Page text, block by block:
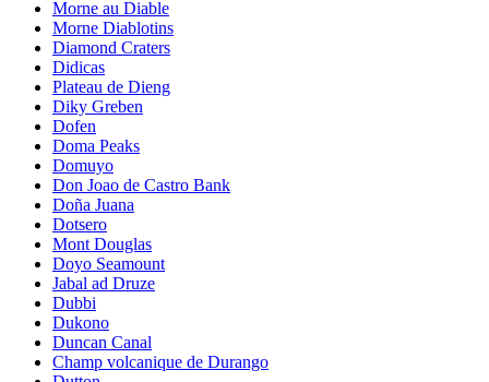
Morne au Diable
Morne Diablotins
Diamond Craters
Didicas
Plateau de Dieng
Diky Greben
Dofen
Doma Peaks
Domuyo
Don Joao de Castro Bank
Doña Juana
Dotsero
Mont Douglas
Doyo Seamount
Jabal ad Druze
Dubbi
Dukono
Duncan Canal
Champ volcanique de Durango